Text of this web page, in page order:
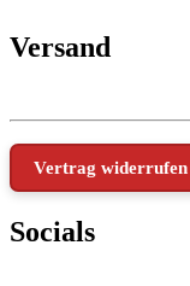
Versand
Vertrag widerrufen
Socials